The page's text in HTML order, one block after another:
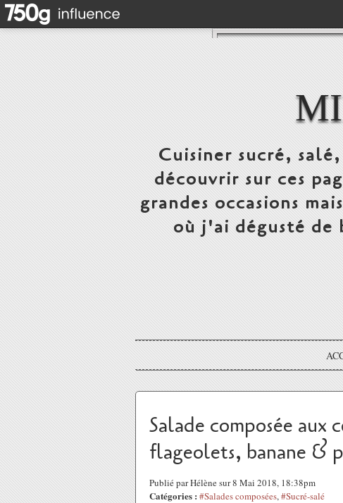
Cuisiner sucré,
découvrir sur ces
grandes occasions
où j'ai dégusté de
Salade composée
flageolets, banane &
Publié par Hélène sur 8 Mai 2018, 18:38pm
Catégories : #Salades composées,#Sucré-salé